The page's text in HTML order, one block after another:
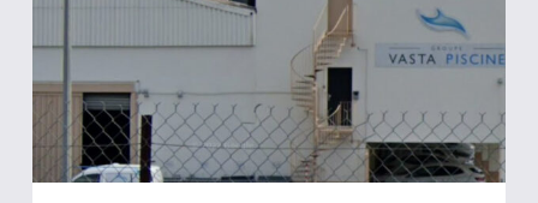
Saint-
Laurent-
du-
Var